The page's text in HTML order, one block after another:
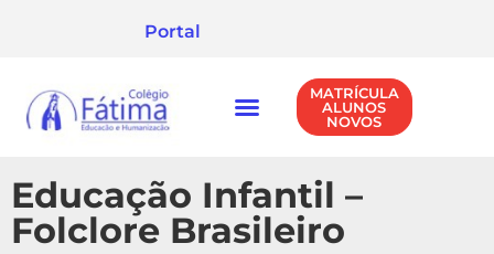
Portal
MATRÍCULA
ALUNOS
NOVOS
Educação Infantil –
Folclore Brasileiro